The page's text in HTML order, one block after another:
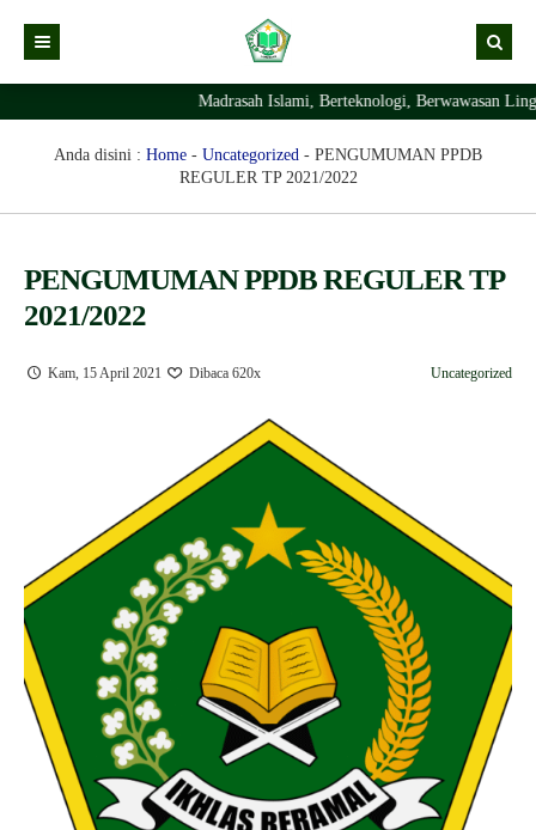
Kabar Madrasah
Profil Madrasah
Ekstrakurikuler Madrasah
KURIKULUM
Struktur Organisasi Madrasah
Madrasah Islami, Berteknologi, Berwawasan
Anda disini : Home - Uncategorized - PENGUMUMAN PPDB
REGULER TP 2021/2022
PENGUMUMAN PPDB REGULER TP
2021/2022
Kam, 15 April 2021 Dibaca 620x Uncategorized